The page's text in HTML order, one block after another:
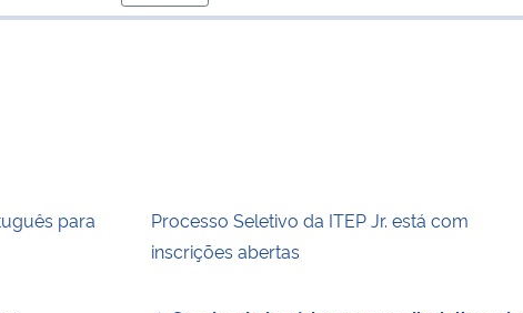
para área de transferência
para
Processo Seletivo da ITEP Jr. está com
inscrições abertas